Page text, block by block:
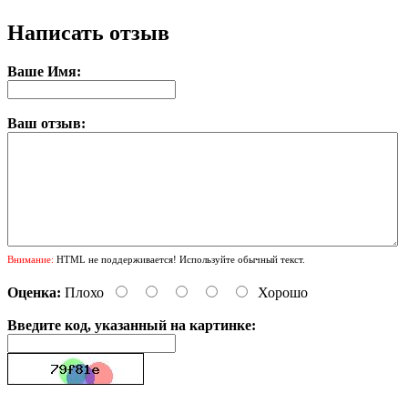
Написать отзыв
Ваше Имя:
Ваш отзыв:
Внимание: HTML не поддерживается! Используйте обычный текст.
Оценка: Плохо Хорошо
Введите код, указанный на картинке: